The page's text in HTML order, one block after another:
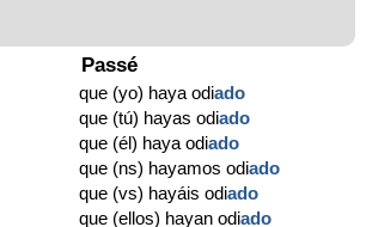
Passé
que (yo) haya odiado
que (tú) hayas odiado
que (él) haya odiado
que (ns) hayamos odiado
que (vs) hayáis odiado
que (ellos) hayan odiado